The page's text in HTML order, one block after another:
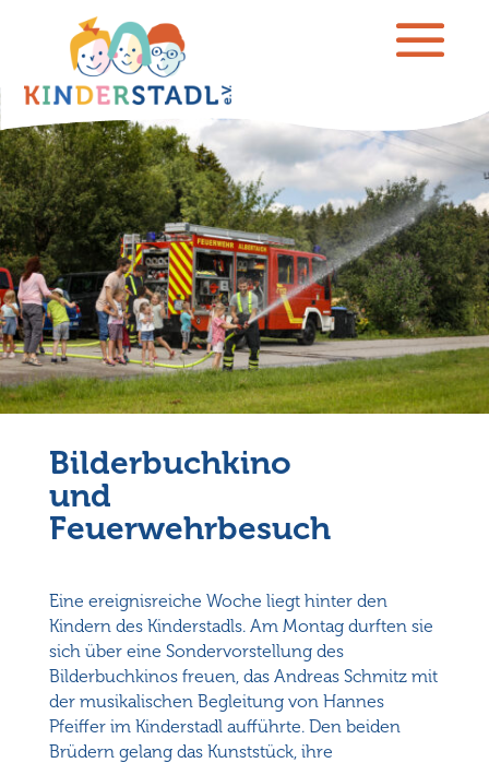
Bilderbuchkino
und
Feuerwehrbesuch
Eine ereignisreiche Woche liegt hinter den
Kindern des Kinderstadls. Am Montag durften sie
sich über eine Sondervorstellung des
Bilderbuchkinos freuen, das Andreas Schmitz mit
der musikalischen Begleitung von Hannes
Pfeiffer im Kinderstadl aufführte. Den beiden
Brüdern gelang das Kunststück, ihre